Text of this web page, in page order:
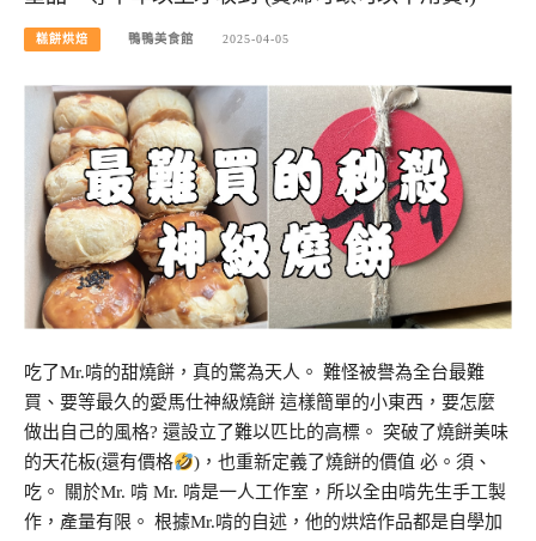
糕餅烘焙 鴨鴨美食館 2025-04-05
吃了Mr.啃的甜燒餅，真的驚為天人。 難怪被譽為全台最難
買、要等最久的愛馬仕神級燒餅 這樣簡單的小東西，要怎麼
做出自己的風格? 還設立了難以匹比的高標。 突破了燒餅美味
的天花板(還有價格
)，也重新定義了燒餅的價值 必。須、
吃。 關於Mr. 啃 Mr. 啃是一人工作室，所以全由啃先生手工製
作，產量有限。 根據Mr.啃的自述，他的烘焙作品都是自學加